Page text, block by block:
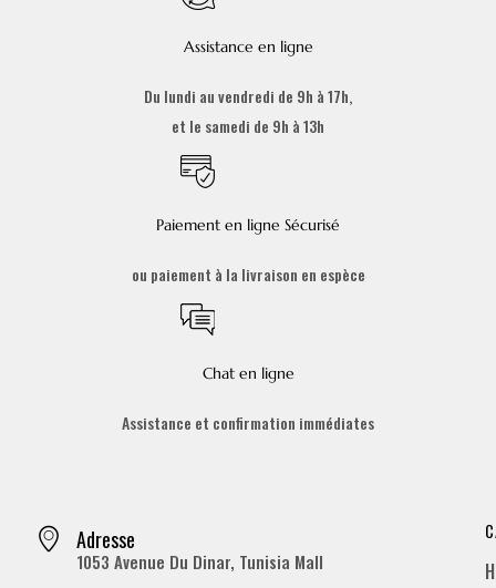
Assistance en ligne
Du lundi au vendredi de 9h à 17h,
et le samedi de 9h à 13h
Paiement en ligne Sécurisé
ou paiement à la livraison en espèce
Chat en ligne
Assistance et confirmation immédiates
Adresse
1053 Avenue Du Dinar, Tunisia Mall